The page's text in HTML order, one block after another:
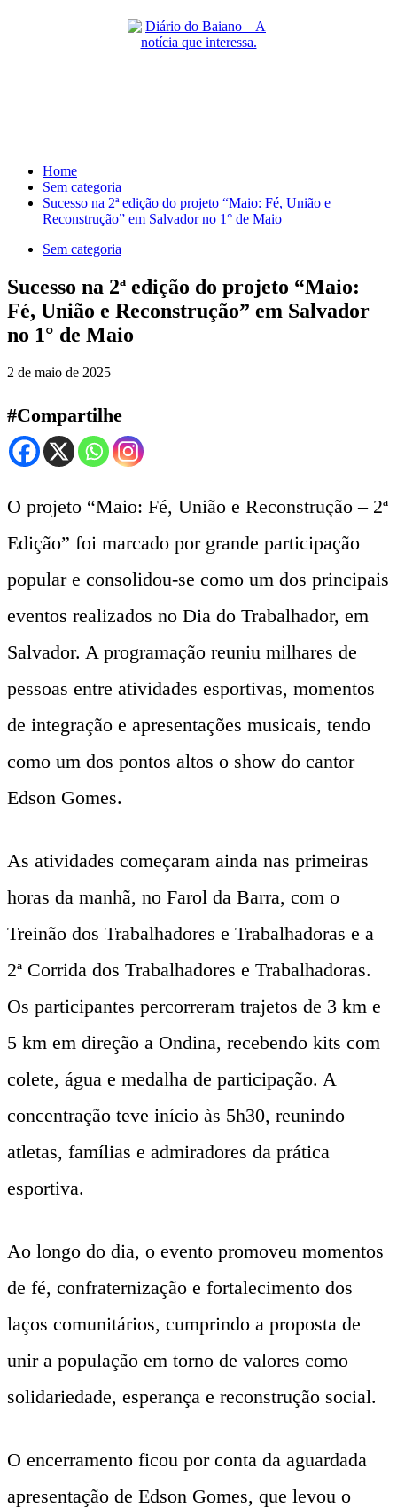
Home
Sem categoria
Sucesso na 2ª edição do projeto “Maio: Fé, União e
Reconstrução” em Salvador no 1° de Maio
Sem categoria
Sucesso na 2ª edição do projeto “Maio:
Fé, União e Reconstrução” em Salvador
no 1° de Maio
2 de maio de 2025
#Compartilhe
O projeto “Maio: Fé, União e Reconstrução – 2ª
Edição” foi marcado por grande participação
popular e consolidou-se como um dos principais
eventos realizados no Dia do Trabalhador, em
Salvador. A programação reuniu milhares de
pessoas entre atividades esportivas, momentos
de integração e apresentações musicais, tendo
como um dos pontos altos o show do cantor
Edson Gomes.
As atividades começaram ainda nas primeiras
horas da manhã, no Farol da Barra, com o
Treinão dos Trabalhadores e Trabalhadoras e a
2ª Corrida dos Trabalhadores e Trabalhadoras.
Os participantes percorreram trajetos de 3 km e
5 km em direção a Ondina, recebendo kits com
colete, água e medalha de participação. A
concentração teve início às 5h30, reunindo
atletas, famílias e admiradores da prática
esportiva.
Ao longo do dia, o evento promoveu momentos
de fé, confraternização e fortalecimento dos
laços comunitários, cumprindo a proposta de
unir a população em torno de valores como
solidariedade, esperança e reconstrução social.
O encerramento ficou por conta da aguardada
apresentação de Edson Gomes, que levou o